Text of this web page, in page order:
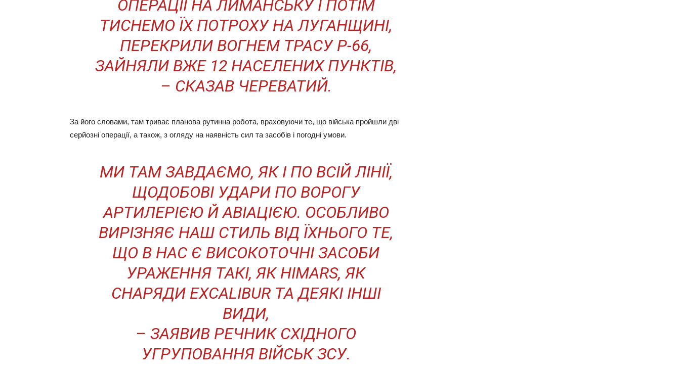
ОПЕРАЦІЇ НА ЛИМАНСЬКУ І ПОТІМ
ТИСНЕМО ЇХ ПОТРОХУ НА ЛУГАНЩИНІ,
ПЕРЕКРИЛИ ВОГНЕМ ТРАСУ Р-66,
ЗАЙНЯЛИ ВЖЕ 12 НАСЕЛЕНИХ ПУНКТІВ,
– СКАЗАВ ЧЕРЕВАТИЙ.
За його словами, там триває планова рутинна робота, враховуючи те, що війська пройшли дві
серйозні операції, а також, з огляду на наявність сил та засобів і погодні умови.
МИ ТАМ ЗАВДАЄМО, ЯК І ПО ВСІЙ ЛІНІЇ,
ЩОДОБОВІ УДАРИ ПО ВОРОГУ
АРТИЛЕРІЄЮ Й АВІАЦІЄЮ. ОСОБЛИВО
ВИРІЗНЯЄ НАШ СТИЛЬ ВІД ЇХНЬОГО ТЕ,
ЩО В НАС Є ВИСОКОТОЧНІ ЗАСОБИ
УРАЖЕННЯ ТАКІ, ЯК HIMARS, ЯК
СНАРЯДИ EXCALIBUR ТА ДЕЯКІ ІНШІ
ВИДИ,
– ЗАЯВИВ РЕЧНИК СХІДНОГО
УГРУПОВАННЯ ВІЙСЬК ЗСУ.